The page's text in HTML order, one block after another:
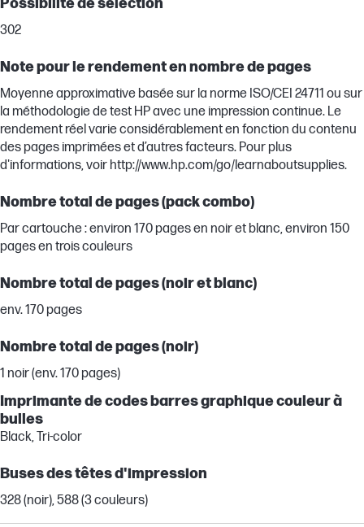
302
Note pour le rendement en nombre de pages
Moyenne approximative basée sur la norme ISO/CEI 24711 ou sur
la méthodologie de test HP avec une impression continue. Le
rendement réel varie considérablement en fonction du contenu
des pages imprimées et d’autres facteurs. Pour plus
d'informations, voir http://www.hp.com/go/learnaboutsupplies.
Nombre total de pages (pack combo)
Par cartouche : environ 170 pages en noir et blanc, environ 150
pages en trois couleurs
Nombre total de pages (noir et blanc)
env. 170 pages
Nombre total de pages (noir)
1 noir (env. 170 pages)
Imprimante de codes barres graphique couleur à
bulles
Black, Tri-color
Buses des têtes d'impression
328 (noir), 588 (3 couleurs)